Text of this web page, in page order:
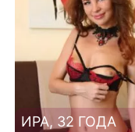
ИРА, 32 ГОДА